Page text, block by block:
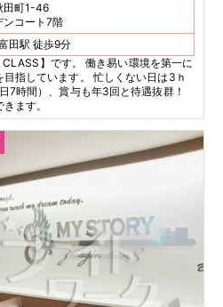
田町1-46
ンコート7階
JR牟岐線 阿波富田駅 徒歩9分
】です。 働き易い環境を第一に
指しています。 忙しくない日は3ｈ
7時間）、賞与も年3回と待遇抜群！
ます。